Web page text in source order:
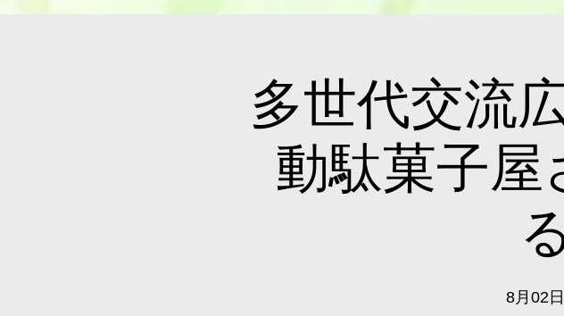
多世代交流
動駄菓子屋
8月02